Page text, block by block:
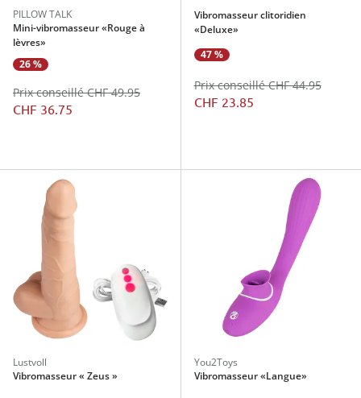
PILLOW TALK
Mini-vibromasseur «Rouge à
lèvres»
26 %
CHF 36.75
Prix conseillé CHF 49.95
Vibromasseur clitoridien
«Deluxe»
47 %
CHF 23.85
Prix conseillé CHF 44.95
Lustvoll
Vibromasseur « Zeus »
You2Toys
Vibromasseur «Langue»